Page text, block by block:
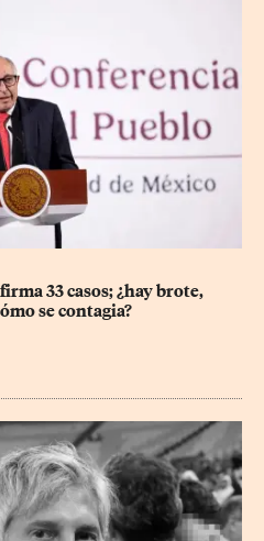
33 casos; ¿hay brote,
se contagia?